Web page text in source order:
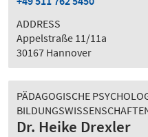
ADDRESS
Appelstraße 11/11a
30167 Hannover
PÄDAGOGISCHE
Dr. Heike Drexler